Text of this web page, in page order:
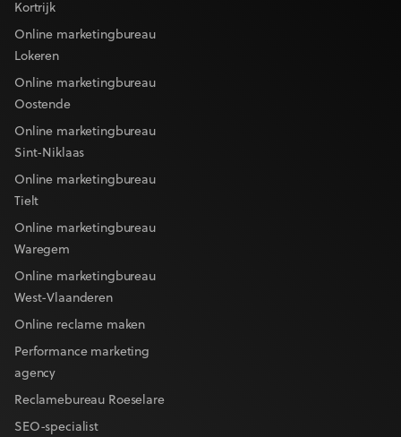
Kortrijk
Online marketingbureau
Lokeren
Online marketingbureau
Oostende
Online marketingbureau
Sint-Niklaas
Online marketingbureau
Tielt
Online marketingbureau
Waregem
Online marketingbureau
West-Vlaanderen
Online reclame maken
Performance marketing
agency
Reclamebureau Roeselare
SEO-specialist